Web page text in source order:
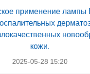
применение лампы
кожи.
2025-05-28 15:20